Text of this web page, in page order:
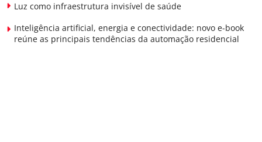
Luz como infraestrutura invisível de saúde
Inteligência artificial, energia e conectividade: novo e-book
reúne as principais tendências da automação residencial